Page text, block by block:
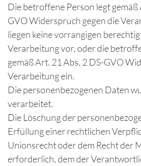
Die betroffene Person legt gemäß
GVO Widerspruch gegen die
liegen keine vorrangigen
Verarbeitung vor, oder die
gemäß Art. 21 Abs. 2 DS-GVO
Verarbeitung ein.
Die personenbezogenen Daten
verarbeitet.
Die Löschung der
Erfüllung einer rechtlichen
Unionsrecht oder dem Recht der
erforderlich, dem der